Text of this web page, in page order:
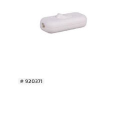
# 920371